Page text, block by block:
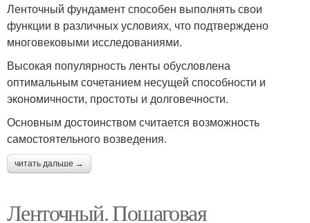
Ленточный фундамент способен выполнять свои
функции в различных условиях, что подтверждено
многовековыми исследованиями.
Высокая популярность ленты обусловлена
оптимальным сочетанием несущей способности и
экономичности, простоты и долговечности.
Основным достоинством считается возможность
самостоятельного возведения.
читать дальше →
Ленточный. Пошаговая